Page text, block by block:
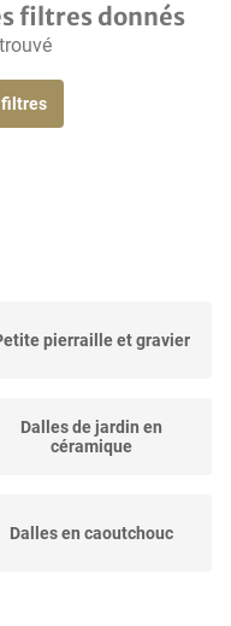
filtres donnés
pierraille et gravier
Dalles de jardin en
céramique
Dalles en caoutchouc